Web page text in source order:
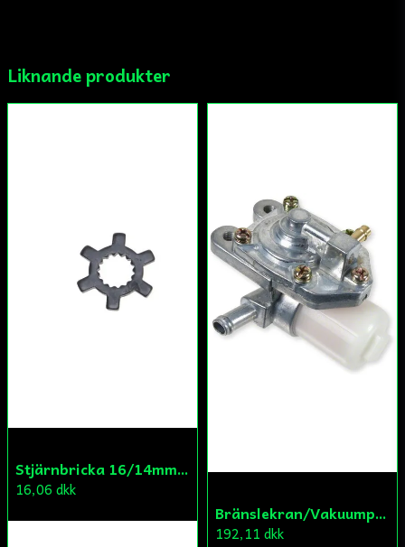
Skicka fråga
Liknande produkter
Stjärnbricka 16/14mm Yttre Remskiva
16,06 dkk
Bränslekran/Vakuumpump PGO
192,11 dkk